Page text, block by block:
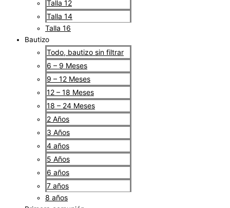
Talla 12
Talla 14
Talla 16
Bautizo
Todo, bautizo sin filtrar
6 – 9 Meses
9 – 12 Meses
12 – 18 Meses
18 – 24 Meses
2 Años
3 Años
4 años
5 Años
6 años
7 años
8 años